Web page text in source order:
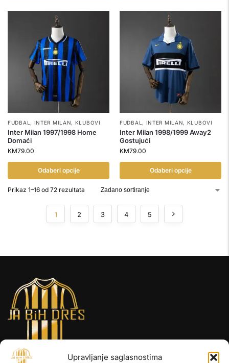
Upravljanje saglasnostima
FUDBAL , INTER MILAN, KLUBOVI
Inter Milan 1997/1998 Home
Domaći
KM79.00
Odaberi opcije
FUDBAL , INTER MILAN, KLUBOVI
Inter Milan 1998/1999 Away2
Gostujući
KM79.00
Odaberi opcije
Prikaz 1–16 od 72 rezultata
1 2 3 4 5